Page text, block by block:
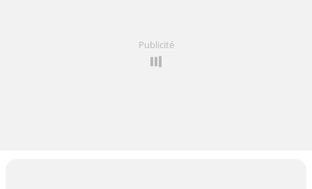
Publicité